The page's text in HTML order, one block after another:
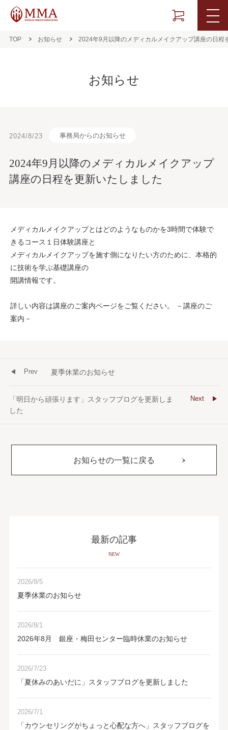
TOP お知らせ 2024年9月以降のメディカルメイクアップ講座の日程
お知らせ
2024/8/23 事務局からのお知らせ
2024年9月以降のメディカルメイクアップ
講座の日程を更新いたしました
メディカルメイクアップとはどのようなものかを3時間で体験で
きるコース１日体験講座と
メディカルメイクアップを施す側になりたい方のために、本格的
に技術を学ぶ基礎講座の
開講情報です。
詳しい内容は講座のご案内ページをご覧ください。
－講座のご
案内－
夏季休業のお知らせ
Prev
「明日から頑張ります」スタッフブログを更新しま
した
Next
お知らせの一覧に戻る
最新の記事
NEW
2026/8/5
夏季休業のお知らせ
2026/8/1
2026年8月 銀座・梅田センター臨時休業のお知らせ
2026/7/23
「夏休みのあいだに」スタッフブログを更新しました
2026/7/1
「カウンセリングがちょっと心配な方へ」スタッフブログを